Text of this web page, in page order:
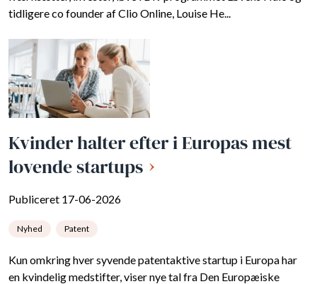
tidligere co founder af Clio Online, Louise He...
Kvinder halter efter i Europas mest
lovende startups
Publiceret 17-06-2026
Nyhed Patent
Kun omkring hver syvende patentaktive startup i Europa har
en kvindelig medstifter, viser nye tal fra Den Europæiske